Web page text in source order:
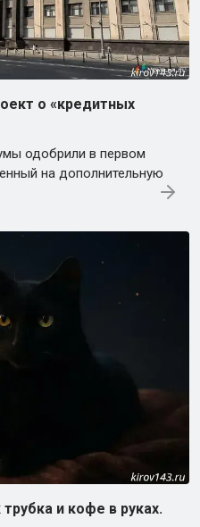
о «кредитных
одобрили в первом
на дополнительную
и кофе в руках.